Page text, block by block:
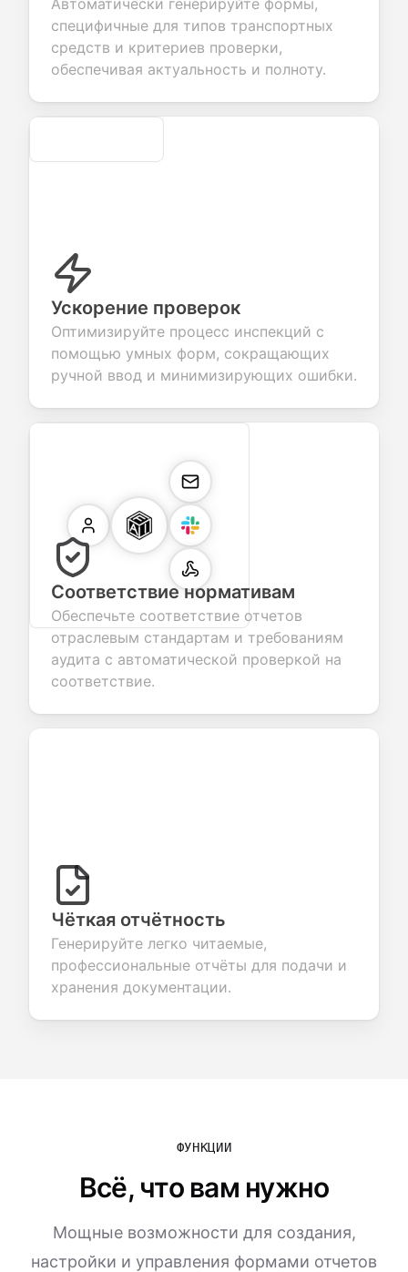
valuable
or
fields for
seamless
account
creation.
smooth e-
transactions.
efficient
Автоматически генерируйте формы,
специфичные для типов транспортных
средств и критериев проверки,
обеспечивая актуальность и полноту.
Secure
Ускорение проверок
Оптимизируйте процесс инспекций с
помощью умных форм, сокращающих
ручной ввод и минимизирующих ошибки.
Соответствие нормативам
Обеспечьте соответствие отчетов
отраслевым стандартам и требованиям
аудита с автоматической проверкой на
соответствие.
Чёткая отчётность
Генерируйте легко читаемые,
профессиональные отчёты для подачи и
хранения документации.
ФУНКЦИИ
Всё, что вам нужно
Мощные возможности для создания,
настройки и управления формами отчетов